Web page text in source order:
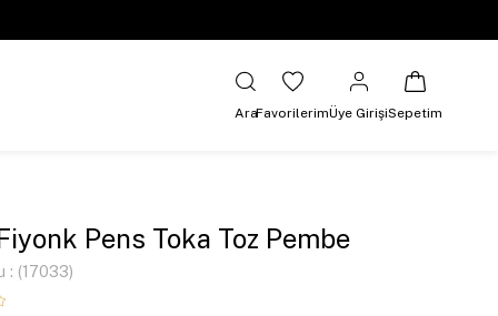
AraFavorilerimÜye GirişiSepetim
Pens Toka Toz Pembe
(17033)